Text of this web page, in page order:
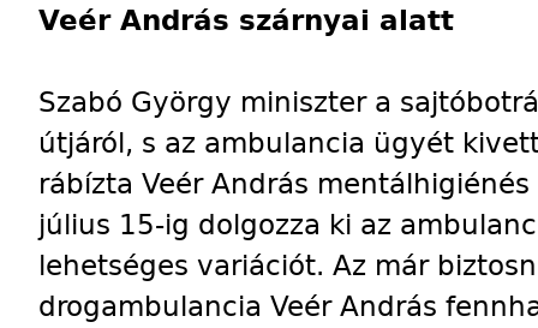
Veér András szárnyai alatt
Szabó György miniszter a
útjáról, s az ambulancia ügyét
rábízta Veér András
július 15-ig dolgozza ki az
lehetséges variációt. Az már
drogambulancia Veér András